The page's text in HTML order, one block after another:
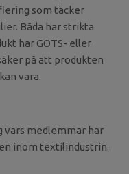
som täcker
Båda har strikta
har GOTS- eller
på att produkten
vara.
vars medlemmar har
inom textilindustrin.